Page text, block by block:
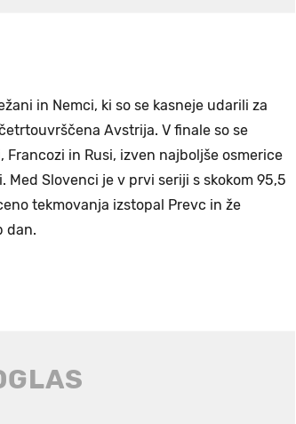
in Nemci, ki so se kasneje udarili za
Avstrija. V finale so se
in Rusi, izven najboljše osmerice
Med Slovenci je v prvi seriji s skokom 95,5
tekmovanja izstopal Prevc in že
dan.